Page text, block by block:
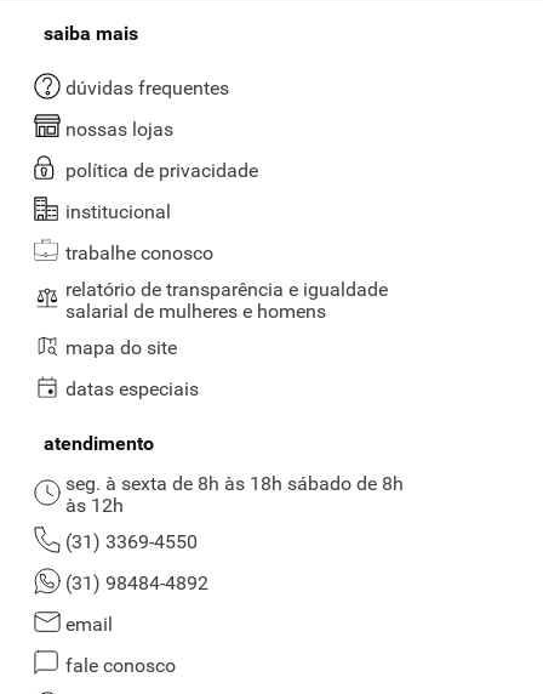
saiba mais
dúvidas frequentes
nossas lojas
política de privacidade
institucional
trabalhe conosco
relatório de transparência e igualdade
salarial de mulheres e homens
mapa do site
datas especiais
atendimento
seg. à sexta de 8h às 18h sábado de 8h
às 12h
(31) 3369-4550
(31) 98484-4892
email
fale conosco